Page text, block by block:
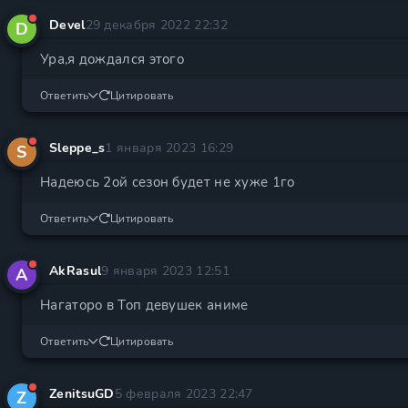
D Devel29 декабря 2022 22:32
Ура,я дождался этого
Ответить Цитировать
S Sleppe_s1 января 2023 16:29
Надеюсь 2ой сезон будет не хуже 1го
Ответить Цитировать
A AkRasul9 января 2023 12:51
Нагаторо в Топ девушек аниме
Ответить Цитировать
Z ZenitsuGD5 февраля 2023 22:47